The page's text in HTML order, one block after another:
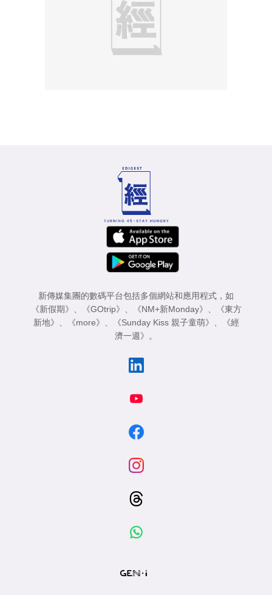
新傳媒集團的數碼平台包括多個網站和應用程式，如
《新假期》
《GOtrip》 《NM+新Monday》
《東方
新地》
《more》 《Sunday Kiss 親子童萌》
《經
濟一週》
。